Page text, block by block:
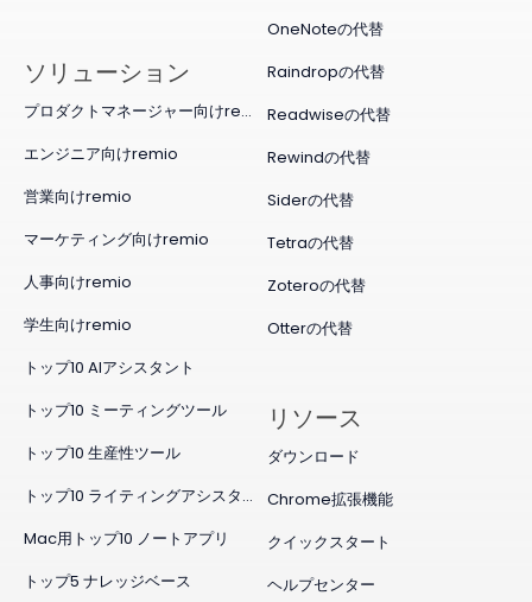
OneNoteの代替
Raindropの代替
Readwiseの代替
Rewindの代替
Siderの代替
Tetraの代替
Zoteroの代替
Otterの代替
ソリューション
プロダクトマネージャー向けremio
エンジニア向けremio
営業向けremio
マーケティング向けremio
人事向けremio
学生向けremio
トップ10 AIアシスタント
トップ10 ミーティングツール
トップ10 生産性ツール
トップ10 ライティングアシスタント
Mac用トップ10 ノートアプリ
トップ5 ナレッジベース
リソース
ダウンロード
Chrome拡張機能
クイックスタート
ヘルプセンター